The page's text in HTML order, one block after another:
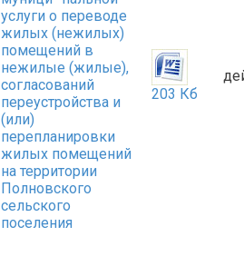
услуги о переводе
жилых (нежилых)
помещений в
нежилые (жилые),
согласований
переустройства и
(или)
перепланировки
жилых помещений
на территории
Полновского
сельского
поселения
203 Кб